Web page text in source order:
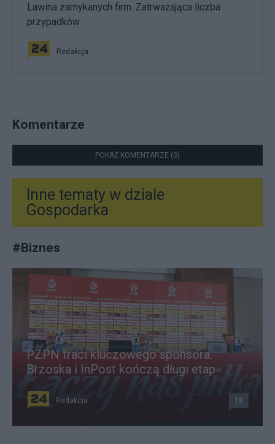
Lawina zamykanych firm. Zatrważająca liczba
przypadków
Redakcja
Komentarze
POKAŻ KOMENTARZE (3)
Inne tematy w dziale
Gospodarka
#Biznes
PZPN traci kluczowego sponsora.
Brzoska i InPost kończą długi etap
Redakcja 18